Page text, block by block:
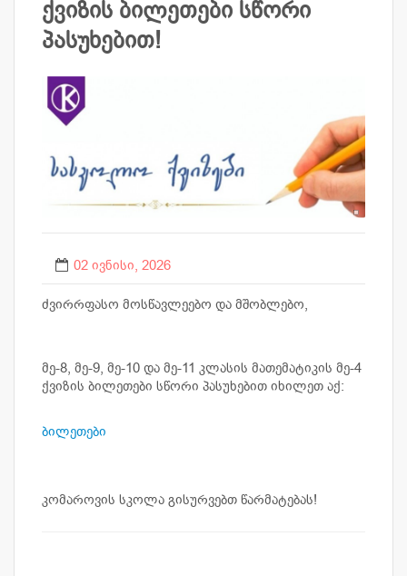
ქვიზის ბილეთები სწორი
პასუხებით!
02 ივნისი, 2026
ძვირრფასო მოსწავლეებო და მშობლებო,
მე-8, მე-9, მე-10 და მე-11 კლასის მათემატიკის მე-4
ქვიზის ბილეთები სწორი პასუხებით იხილეთ აქ:
ბილეთები
კომაროვის სკოლა გისურვებთ წარმატებას!